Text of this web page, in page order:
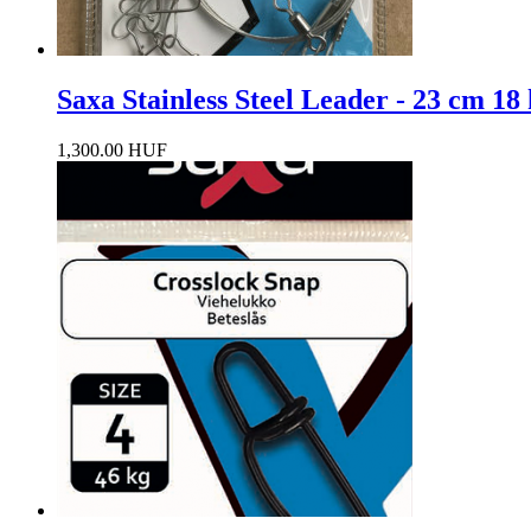
Saxa Stainless Steel Leader - 23 cm 18
1,300.00 HUF